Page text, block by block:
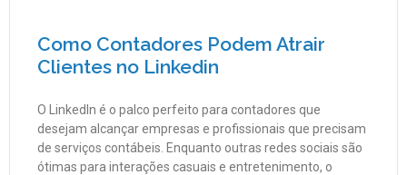
Como Contadores Podem Atrair
Clientes no Linkedin
O LinkedIn é o palco perfeito para contadores que
desejam alcançar empresas e profissionais que precisam
de serviços contábeis. Enquanto outras redes sociais são
ótimas para interações casuais e entretenimento, o